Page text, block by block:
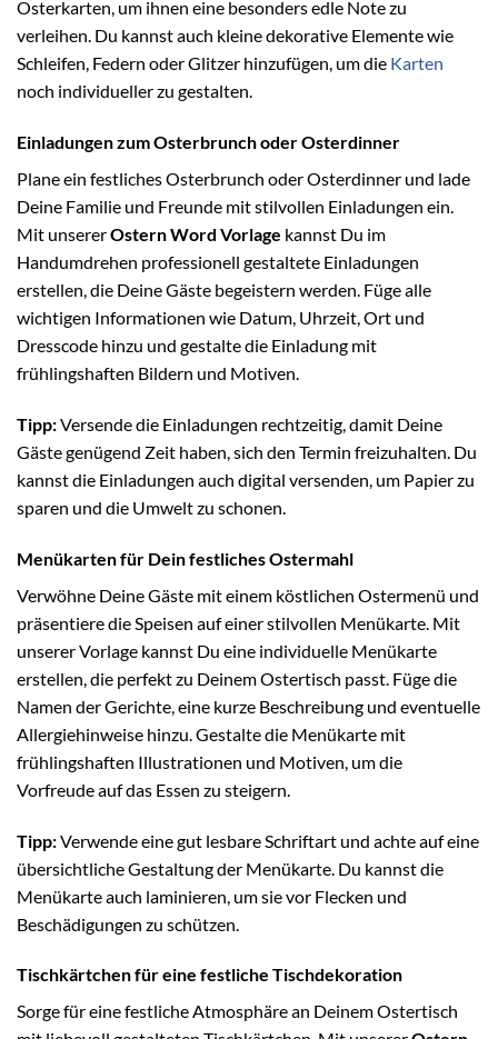
Osterkarten, um ihnen eine besonders edle Note zu
verleihen. Du kannst auch kleine dekorative Elemente wie
Schleifen, Federn oder Glitzer hinzufügen, um die Karten
noch individueller zu gestalten.
Einladungen zum Osterbrunch oder Osterdinner
Plane ein festliches Osterbrunch oder Osterdinner und lade
Deine Familie und Freunde mit stilvollen Einladungen ein.
Mit unsererOstern Word Vorlage kannst Du im
Handumdrehen professionell gestaltete Einladungen
erstellen, die Deine Gäste begeistern werden. Füge alle
wichtigen Informationen wie Datum, Uhrzeit, Ort und
Dresscode hinzu und gestalte die Einladung mit
frühlingshaften Bildern und Motiven.
Tipp:Versende die Einladungen rechtzeitig, damit Deine
Gäste genügend Zeit haben, sich den Termin freizuhalten. Du
kannst die Einladungen auch digital versenden, um Papier zu
sparen und die Umwelt zu schonen.
Menükarten für Dein festliches Ostermahl
Verwöhne Deine Gäste mit einem köstlichen Ostermenü und
präsentiere die Speisen auf einer stilvollen Menükarte. Mit
unserer Vorlage kannst Du eine individuelle Menükarte
erstellen, die perfekt zu Deinem Ostertisch passt. Füge die
Namen der Gerichte, eine kurze Beschreibung und eventuelle
Allergiehinweise hinzu. Gestalte die Menükarte mit
frühlingshaften Illustrationen und Motiven, um die
Vorfreude auf das Essen zu steigern.
Tipp:Verwende eine gut lesbare Schriftart und achte auf eine
übersichtliche Gestaltung der Menükarte. Du kannst die
Menükarte auch laminieren, um sie vor Flecken und
Beschädigungen zu schützen.
Tischkärtchen für eine festliche Tischdekoration
Sorge für eine festliche Atmosphäre an Deinem Ostertisch